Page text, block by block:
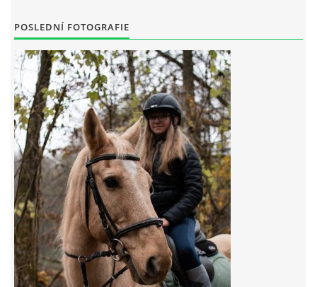
JARNÍ BRIGÁDA 20.5.2023
DNE 17.11.2023 KROUŽEK JEZDECTVÍ NENÍ
DĚKUJEME MĚSTU RYCHVALD ZA DOTACI V ROCE 2023
NABÍZÍME BRIGÁDU U NÁS VE STÁJI. PRO BLIŽŠÍ INFO
VOLEJTE 604265192
DĚKUJEME ZA PODPORU ČESKÉ UNIÍ SPORTU
JARNÍ BRIGÁDA 20.4 2024
POSLEDNÍ FOTOGRAFIE